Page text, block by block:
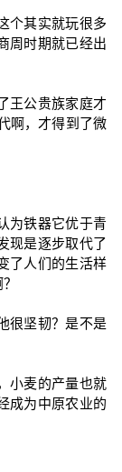
个其实就玩很多
周时期就已经出
王公贵族家庭才
啊，才得到了微
为铁器它优于青
现是逐步取代了
了人们的生活样
很坚韧？是不是
小麦的产量也就
成为中原农业的